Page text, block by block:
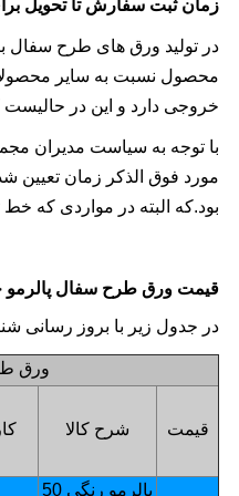
زمان ثبت سفارش تا تحویل
در تولید ورق های طرح سفال
خروجی دارد و این در حالیست که
با توجه به سیاست مدیران
بود.که البته در مواردی که
قیمت ورق طرح سفال
در جدول زیر با بروز رسانی
ورق
قیمت شرح کالا
پالرمو رنگی 50